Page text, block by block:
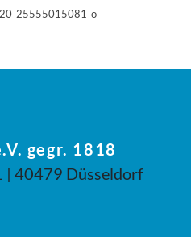
gegr. 1818
| 40479 Düsseldorf